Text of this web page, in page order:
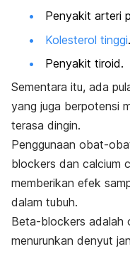
Penyakit arteri
Kolesterol tinggi.
Penyakit tiroid.
Sementara itu, ada
yang juga berpotensi
terasa dingin.
Penggunaan obat-
blockers dan calcium
memberikan efek
dalam tubuh.
Beta-blockers adalah
menurunkan denyut